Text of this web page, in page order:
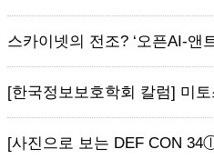
스카이넷의 전조? ‘오픈AI-앤
[한국정보보호학회 칼럼] 미
[사진으로 보는 DEF CON